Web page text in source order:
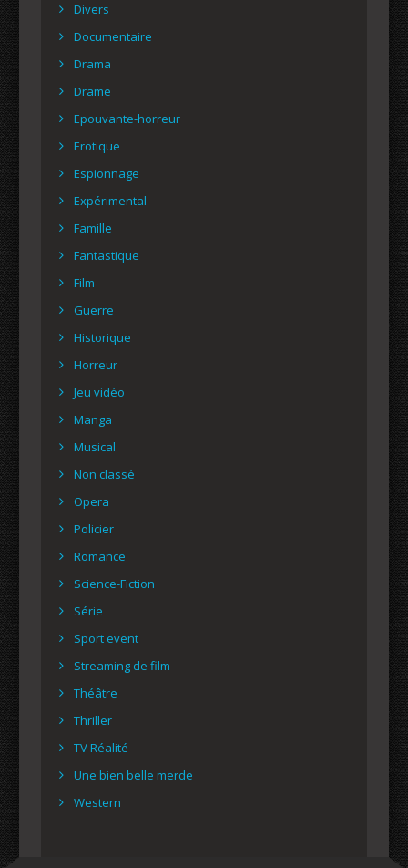
Divers
Documentaire
Drama
Drame
Epouvante-horreur
Erotique
Espionnage
Expérimental
Famille
Fantastique
Film
Guerre
Historique
Horreur
Jeu vidéo
Manga
Musical
Non classé
Opera
Policier
Romance
Science-Fiction
Série
Sport event
Streaming de film
Théâtre
Thriller
TV Réalité
Une bien belle merde
Western